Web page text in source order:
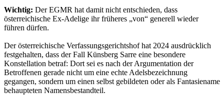
Wichtig: Der EGMR hat damit nicht entschieden, dass
österreichische Ex-Adelige ihr früheres „von“ generell wieder
führen dürfen.
Der österreichische Verfassungsgerichtshof hat 2024 ausdrücklich
festgehalten, dass der Fall Künsberg Sarre eine besondere
Konstellation betraf: Dort sei es nach der Argumentation der
Betroffenen gerade nicht um eine echte Adelsbezeichnung
gegangen, sondern um einen selbst gebildeten oder als Fantasiename
behaupteten Namensbestandteil.